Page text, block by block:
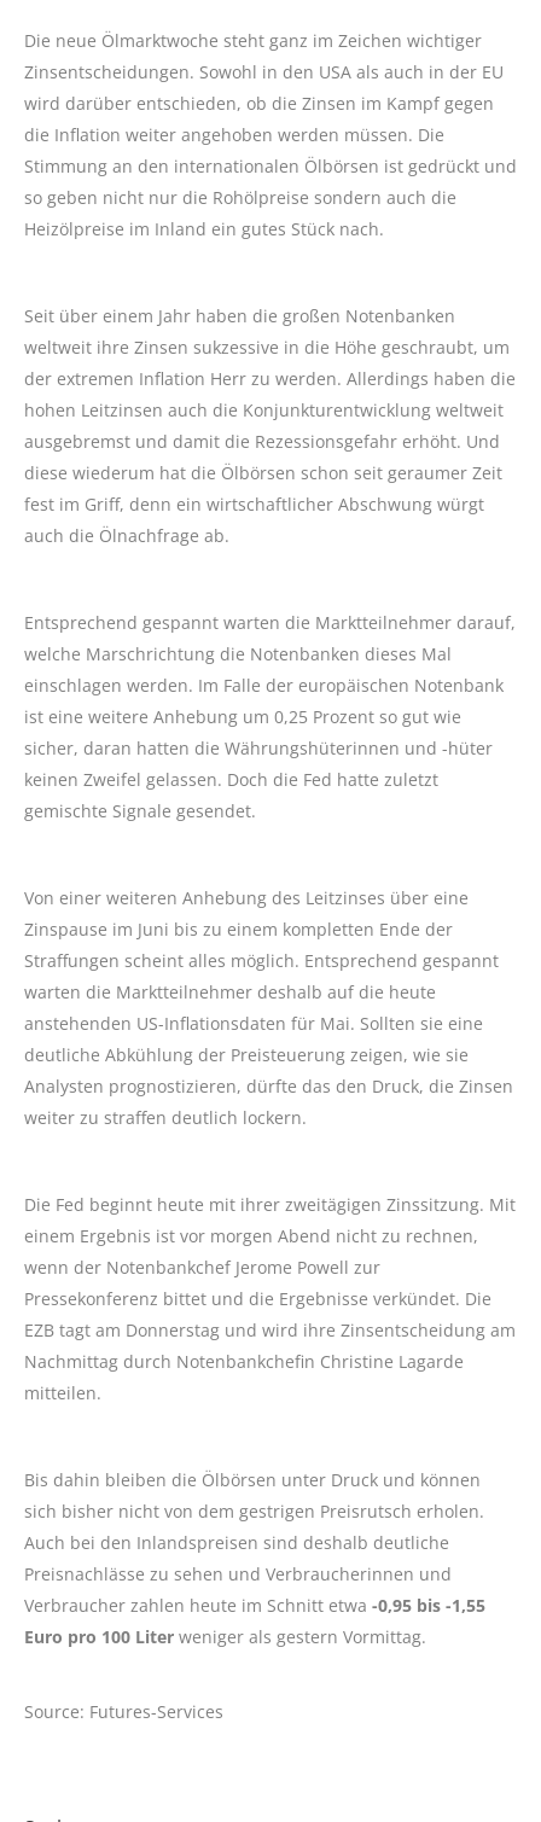
Die neue Ölmarktwoche steht ganz im Zeichen wichtiger
Zinsentscheidungen. Sowohl in den USA als auch in der EU
wird darüber entschieden, ob die Zinsen im Kampf gegen
die Inflation weiter angehoben werden müssen. Die
Stimmung an den internationalen Ölbörsen ist gedrückt und
so geben nicht nur die Rohölpreise sondern auch die
Heizölpreise im Inland ein gutes Stück nach.
Seit über einem Jahr haben die großen Notenbanken
weltweit ihre Zinsen sukzessive in die Höhe geschraubt, um
der extremen Inflation Herr zu werden. Allerdings haben die
hohen Leitzinsen auch die Konjunkturentwicklung weltweit
ausgebremst und damit die Rezessionsgefahr erhöht. Und
diese wiederum hat die Ölbörsen schon seit geraumer Zeit
fest im Griff, denn ein wirtschaftlicher Abschwung würgt
auch die Ölnachfrage ab.
Entsprechend gespannt warten die Marktteilnehmer darauf,
welche Marschrichtung die Notenbanken dieses Mal
einschlagen werden. Im Falle der europäischen Notenbank
ist eine weitere Anhebung um 0,25 Prozent so gut wie
sicher, daran hatten die Währungshüterinnen und -hüter
keinen Zweifel gelassen. Doch die Fed hatte zuletzt
gemischte Signale gesendet.
Von einer weiteren Anhebung des Leitzinses über eine
Zinspause im Juni bis zu einem kompletten Ende der
Straffungen scheint alles möglich. Entsprechend gespannt
warten die Marktteilnehmer deshalb auf die heute
anstehenden US-Inflationsdaten für Mai. Sollten sie eine
deutliche Abkühlung der Preisteuerung zeigen, wie sie
Analysten prognostizieren, dürfte das den Druck, die Zinsen
weiter zu straffen deutlich lockern.
Die Fed beginnt heute mit ihrer zweitägigen Zinssitzung. Mit
einem Ergebnis ist vor morgen Abend nicht zu rechnen,
wenn der Notenbankchef Jerome Powell zur
Pressekonferenz bittet und die Ergebnisse verkündet. Die
EZB tagt am Donnerstag und wird ihre Zinsentscheidung am
Nachmittag durch Notenbankchefin Christine Lagarde
mitteilen.
Bis dahin bleiben die Ölbörsen unter Druck und können
sich bisher nicht von dem gestrigen Preisrutsch erholen.
Auch bei den Inlandspreisen sind deshalb deutliche
Preisnachlässe zu sehen und Verbraucherinnen und
Verbraucher zahlen heute im Schnitt etwa -0,95 bis -1,55
Euro pro 100 Liter weniger als gestern Vormittag.
Source: Futures-Services